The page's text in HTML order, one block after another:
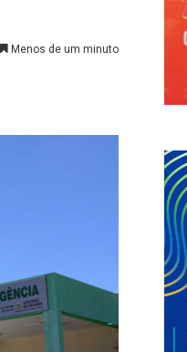
Menos de um minuto